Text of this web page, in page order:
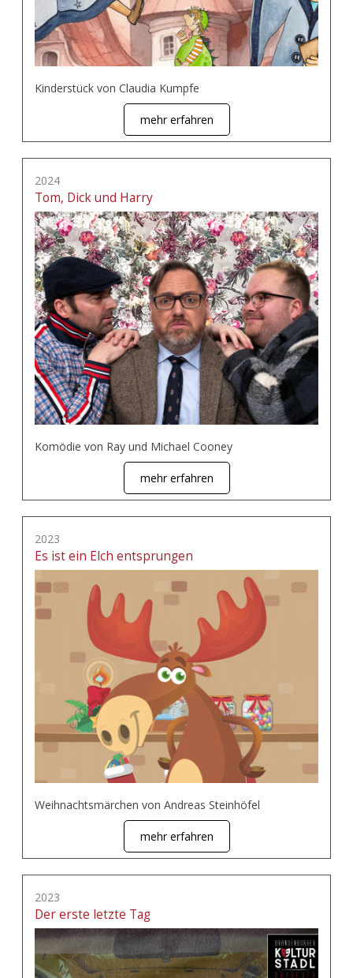
Kinderstück von Claudia Kumpfe
mehr erfahren
2024
Tom, Dick und Harry
Komödie von Ray und Michael Cooney
mehr erfahren
2023
Es ist ein Elch entsprungen
Weihnachtsmärchen von Andreas Steinhöfel
mehr erfahren
2023
Der erste letzte Tag